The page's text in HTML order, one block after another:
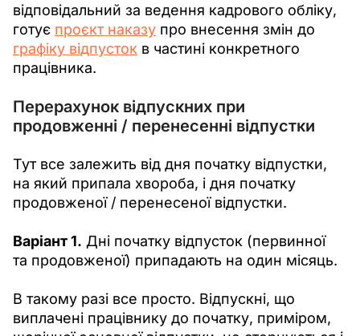
відповідальний за ведення кадрового обліку,
готує проєкт наказу про внесення змін до
графіку відпусток в частині конкретного
працівника.
Перерахунок відпускних при
продовженні / перенесенні відпустки
Тут все залежить від дня початку відпустки,
на який припала хвороба, і дня початку
продовженої / перенесеної відпустки.
Варіант 1. Дні початку відпусток (первинної
та продовженої) припадають на один місяць.
В такому разі все просто. Відпускні, що
виплачені працівнику до початку, приміром,